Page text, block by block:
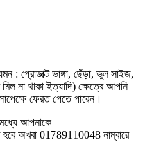
: প্রোডাক্ট ভাঙ্গা, ছেঁড়া, ভুল সাইজ,
মিল না থাকা ইত্যাদি) ক্ষেত্রে আপনি
ফেরত পেতে পারেন।
আপনাকে
অখবা 01789110048 নাম্বারে